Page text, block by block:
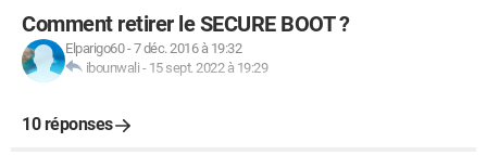
Comment retirer le SECURE BOOT ?
Elparigo60-7 déc. 2016 à 19:32
ibounwali - 15 sept. 2022 à 19:29
10 réponses